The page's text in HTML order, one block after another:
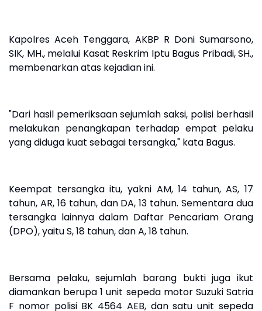
Kapolres Aceh Tenggara, AKBP R Doni Sumarsono,
SIK, MH., melalui Kasat Reskrim Iptu Bagus Pribadi, SH.,
membenarkan atas kejadian ini.
"Dari hasil pemeriksaan sejumlah saksi, polisi berhasil
melakukan penangkapan terhadap empat pelaku
yang diduga kuat sebagai tersangka," kata Bagus.
Keempat tersangka itu, yakni AM, 14 tahun, AS, 17
tahun, AR, 16 tahun, dan DA, 13 tahun. Sementara dua
tersangka lainnya dalam Daftar Pencariam Orang
(DPO), yaitu S, 18 tahun, dan A, 18 tahun.
Bersama pelaku, sejumlah barang bukti juga ikut
diamankan berupa 1 unit sepeda motor Suzuki Satria
F nomor polisi BK 4564 AEB, dan satu unit sepeda